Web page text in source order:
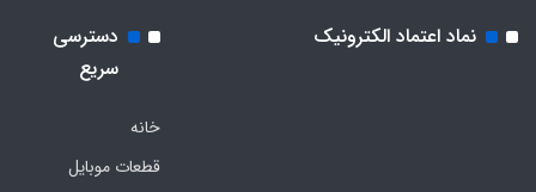
نماد اعتماد الکترونیک
دسترسی
سریع
خانه
قطعات موبایل